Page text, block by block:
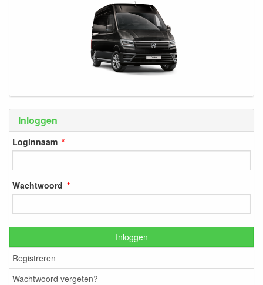
Inloggen
Loginnaam
Wachtwoord
Inloggen
Registreren
Wachtwoord vergeten?